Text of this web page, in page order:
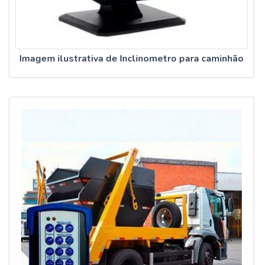
Imagem ilustrativa de Inclinometro para caminhão